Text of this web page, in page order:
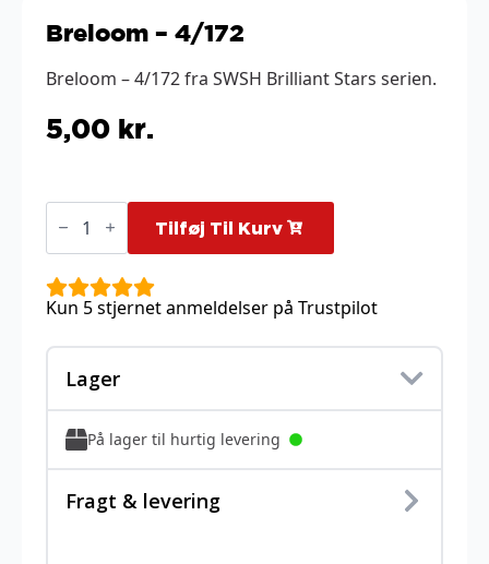
Breloom – 4/172
Breloom – 4/172 fra SWSH Brilliant Stars serien.
5,00 kr.
Breloom
antal
Tilføj Til Kurv
Kun 5 stjernet anmeldelser på Trustpilot
Lager
På lager til hurtig levering
Fragt & levering